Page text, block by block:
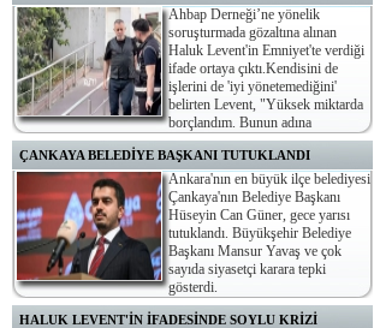
Ahbap Derneği’ne yönelik
soruşturmada gözaltına alınan
Haluk Levent'in Emniyet'te verdiği
ifade ortaya çıktı.Kendisini de
işlerini de 'iyi yönetemediğini'
belirten Levent, "Yüksek miktarda
borçlandım. Bunun adına
usulsüzlük diyebilirsiniz ama yolsuzluk diyemezsiniz" dedi.
ÇANKAYA BELEDİYE BAŞKANI TUTUKLANDI
Ankara'nın en büyük ilçe belediyesi
Çankaya'nın Belediye Başkanı
Hüseyin Can Güner, gece yarısı
tutuklandı. Büyükşehir Belediye
Başkanı Mansur Yavaş ve çok
sayıda siyasetçi karara tepki
gösterdi.
HALUK LEVENT'İN İFADESİNDE SOYLU KRİZİ